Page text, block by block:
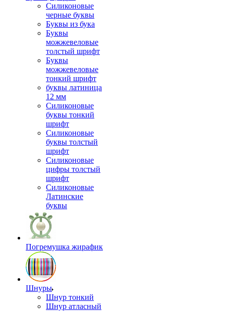
Силиконовые
черные буквы
Буквы из бука
Буквы
можжевеловые
толстый шрифт
Буквы
можжевеловые
тонкий шрифт
буквы латиница
12 мм
Силиконовые
буквы тонкий
шрифт
Силиконовые
буквы толстый
шрифт
Силиконовые
цифры толстый
шрифт
Силиконовые
Латинские
буквы
Погремушка жирафик
Шнуры
Шнур тонкий
Шнур атласный